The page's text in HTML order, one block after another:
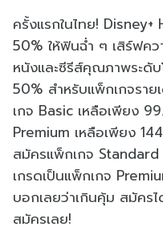
ครั้งแรกในไทย!
50% ให้ฟินฉ่ำ ๆ เสิร์ฟค
หนังและซีรีส์คุณภาพระดั
50% สำหรับแพ็กเกจรา
เกจ Basic เหลือเพียง
Premium เหลือเพียง
สมัครแพ็กเกจ
เกรดเป็นแพ็กเกจ
บอกเลยว่าเกินคุ้ม สมัคร
สมัครเลย!